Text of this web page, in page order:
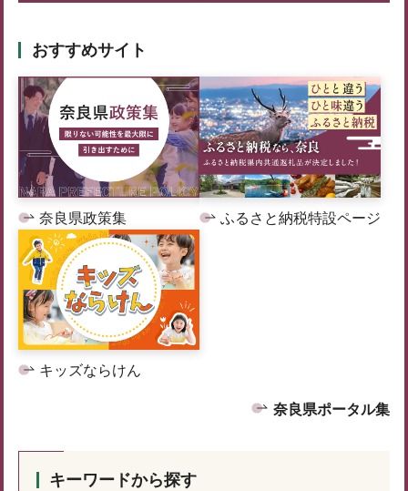
おすすめサイト
奈良県政策集 ふるさと納税特設ページ
キッズならけん
奈良県ポータル集
キーワードから探す